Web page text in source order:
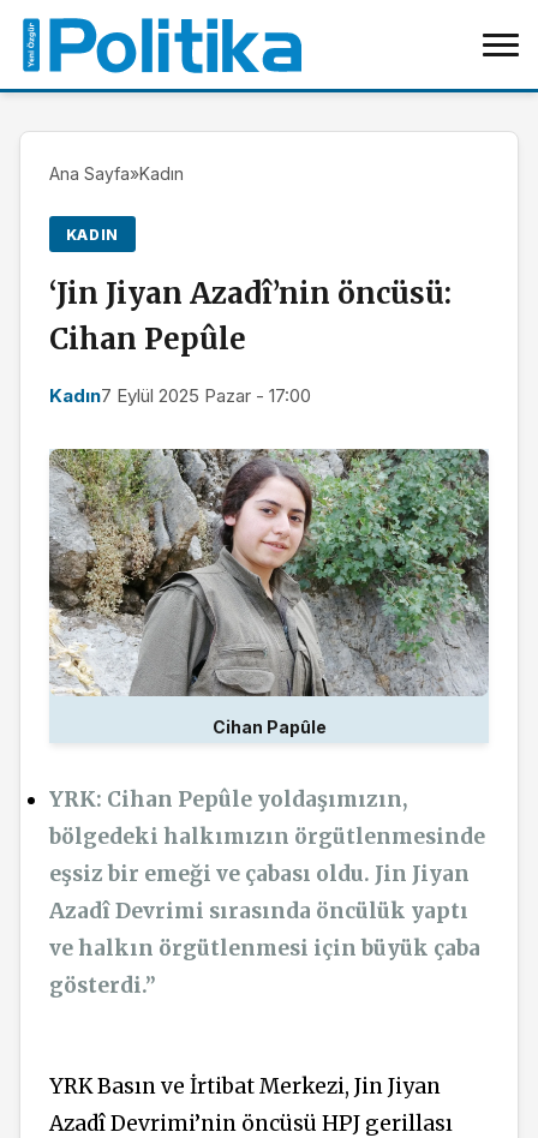
Ana Sayfa»Kadın
KADIN
‘Jin Jiyan Azadî’nin öncüsü:
Cihan Pepûle
Kadın7 Eylül 2025 Pazar - 17:00
Cihan Papûle
YRK: Cihan Pepûle yoldaşımızın,
bölgedeki halkımızın örgütlenmesinde
eşsiz bir emeği ve çabası oldu. Jin Jiyan
Azadî Devrimi sırasında öncülük yaptı
ve halkın örgütlenmesi için büyük çaba
gösterdi.”
YRK Basın ve İrtibat Merkezi, Jin Jiyan
Azadî Devrimi’nin öncüsü HPJ gerillası